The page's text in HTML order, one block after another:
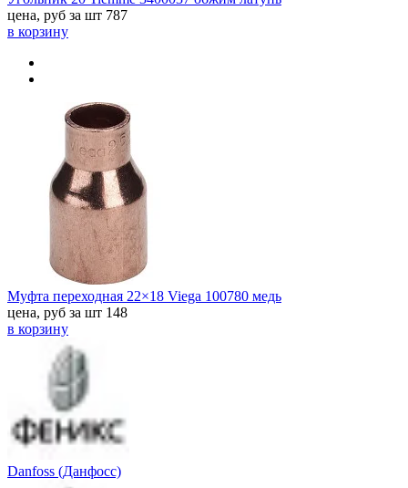
цена, руб за шт 787
в корзину
Муфта переходная 22×18 Viega 100780 медь
цена, руб за шт 148
в корзину
Danfoss (Данфосс)